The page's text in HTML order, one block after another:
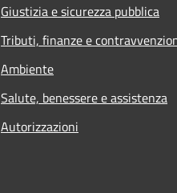
Giustizia e sicurezza pubblica
Tributi, finanze e
Ambiente
Salute, benessere e assistenza
Autorizzazioni